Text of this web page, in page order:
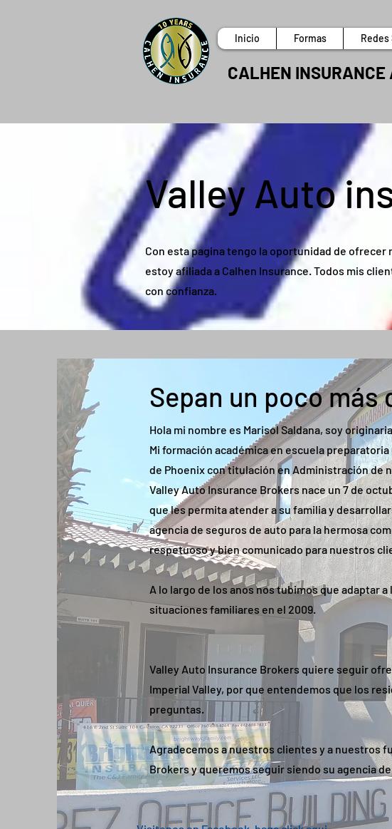
Inicio Formas Redes
CALHEN
Valley Auto
Con esta pagina tengo la oportunidad de
estoy afiliada a Calhen Insurance. Todos mis
con confianza.
Sepan un poco más
Hola mi nombre es Marisol Saldana, soy
Mi formación académica en escuela
de Phoenix con titulación en Administración de
Valley Auto Insurance Brokers nace un 7 de
que les permita atender a su familia y
agencia de seguros de auto para la hermosa
respetuoso y bien comunicado para nuestros
A lo largo de los anos nos tubimos que adaptar
situaciones familiares en el 2009.
Valley Auto Insurance Brokers quiere seguir
Imperial Valley, por que entendemos que los
preguntas.
Agradecemos a nuestros clientes y a nuestros
Brokers y queremos seguir siendo su agencia